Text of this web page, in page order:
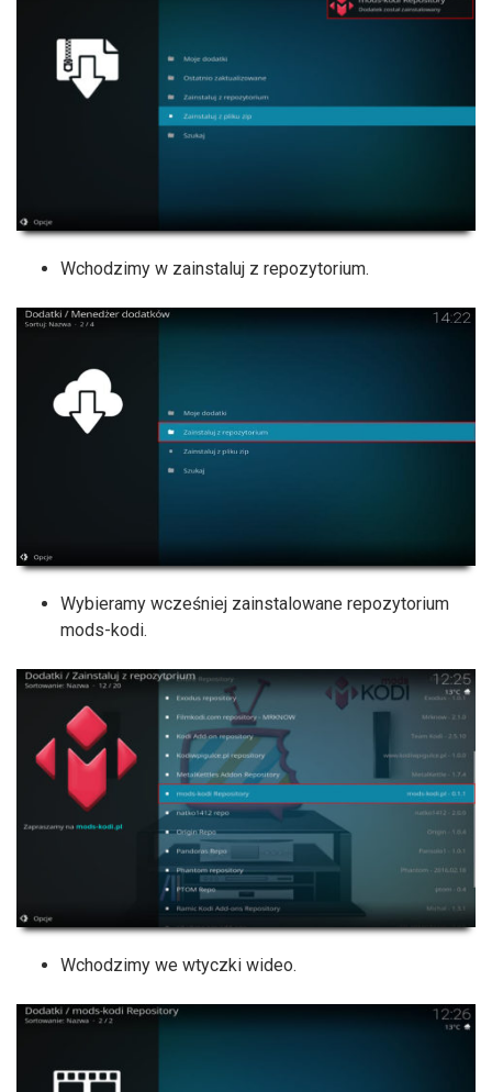
Wchodzimy w zainstaluj z repozytorium.
Wybieramy wcześniej zainstalowane repozytorium
mods-kodi.
Wchodzimy we wtyczki wideo.